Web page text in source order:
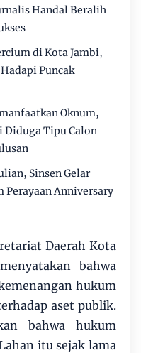
Handal Beralih
di Kota Jambi,
Puncak
Oknum,
Diduga Tipu Calon
Sinsen Gelar
Perayaan Anniversary
Daerah Kota
bahwa
hukum
aset publik.
bahwa hukum
itu sejak lama